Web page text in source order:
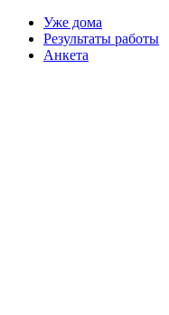
Уже дома
Результаты работы
Анкета